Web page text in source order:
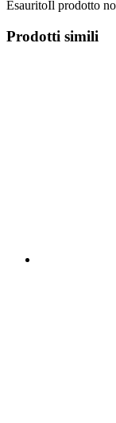
EsauritoIl prodotto
Prodotti simili